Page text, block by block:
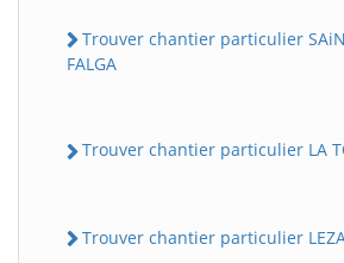
Trouver chantier particulier
FALGA
Trouver chantier particulier LA
Trouver chantier particulier